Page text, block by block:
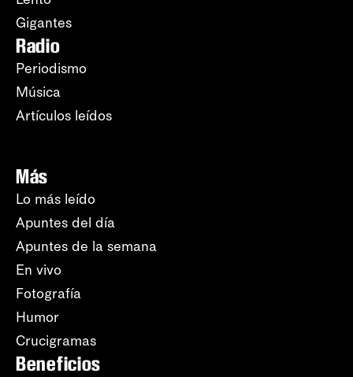
Gigantes
Radio
Periodismo
Música
Artículos leídos
Más
Lo más leído
Apuntes del día
Apuntes de la semana
En vivo
Fotografía
Humor
Crucigramas
Beneficios